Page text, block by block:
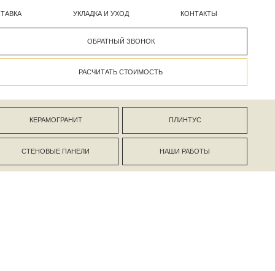
КОНТАКТЫ
УКЛАДКА И УХОД
НАШИ РАБОТЫ
ПЛИНТУС